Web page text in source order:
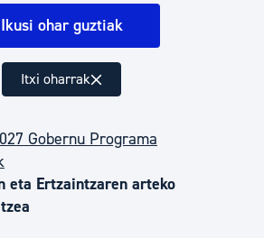
Ikusi ohar guztiak
Itxi oharrak
Gobernu Programa
eta Ertzaintzaren arteko